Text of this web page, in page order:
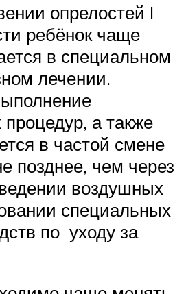
опрелостей I
ребёнок чаще
в специальном
лечении.
процедур, а также
в частой смене
позднее, чем через
воздушных
специальных
по уходу за